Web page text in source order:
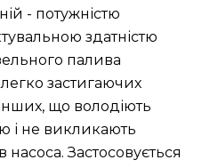
- потужністю
здатністю
палива
застигаючих
що володіють
і не викликають
насоса. Застосовується